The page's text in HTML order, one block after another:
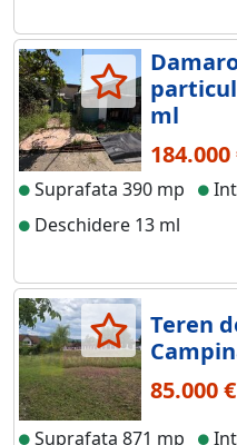
ml
184.000
Suprafata 390 mp
Deschidere 13 ml
Teren
85.000 €
Suprafata 871 mp